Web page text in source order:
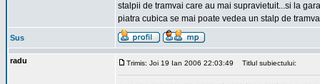
stalpii de tramvai care au mai supravietuit...si la
piatra cubica se mai poate vedea un stalp de
Sus
radu Trimis: Joi 19 Ian 2006 22:03:49 Titlul subiectului: